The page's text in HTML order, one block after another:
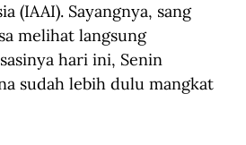
(IAAI). Sayangnya, sang
melihat langsung
hari ini, Senin
sudah lebih dulu mangkat